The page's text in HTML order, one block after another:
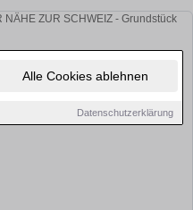
Alle Cookies ablehnen
Datenschutzerklärung